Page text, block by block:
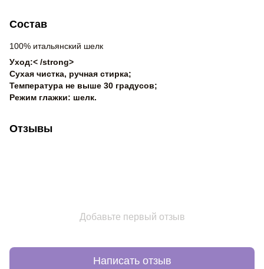
Состав
100% итальянский шелк
Уход:< /strong>
Сухая чистка, ручная стирка;
Температура не выше 30 градусов;
Режим глажки: шелк.
Отзывы
Добавьте первый отзыв
Написать отзыв